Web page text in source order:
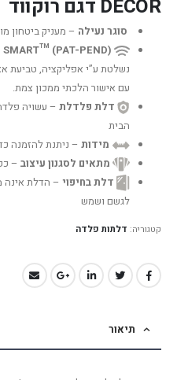
DÉCOR דגם רוקווד
סוגר נעילה – מעניק ביטחון
SMART™ (PAT-PEND)
נשלטת ע”י אפליקציה, טביעת
עם אישור הלכתי ממכון צמת.
דלת פלדלת – עשויה
הבית
מידות – ניתנת להזמנה
מתאים לסגנון עיצוב –
דלת בחיפוי – הדלת אינה
לגשם ושמש
קטגוריה: דלתות פלדה
תיאור